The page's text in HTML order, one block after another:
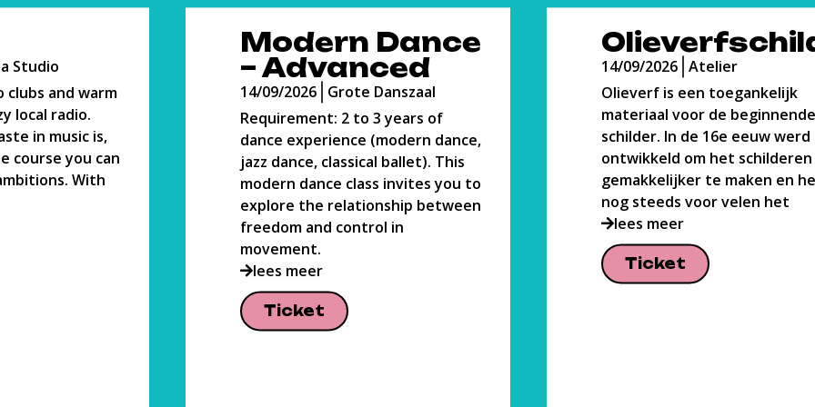
Dance
Danszaal
to 3 years of
(modern dance,
ballet). This
invites you to
between
in
Olieverfschilderen
14/09/2026 Atelier
Olieverf is een toegankelijk
materiaal voor de beginnende
schilder. In de 16e eeuw werd het
ontwikkeld om het schilderen
gemakkelijker te maken en het is
nog steeds voor velen het
lees meer
Ticket
Body Lab
14/09/2026 Grote Danszaal
A dance course all about
ways to bond with your
course is directed towards
place for you to grow,
learn. The practice is
lees meer
Ticket